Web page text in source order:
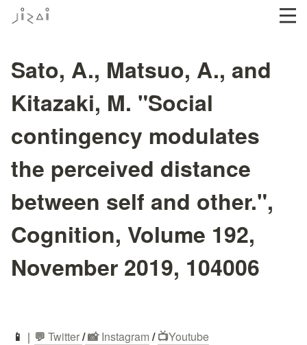
Sato, A., Matsuo, A., and
Kitazaki, M. "Social
contingency modulates
the perceived distance
between self and other.",
Cognition, Volume 192,
November 2019, 104006
📱 ｜ 💬 Twitter/ 📸 Instagram / 📺Youtube